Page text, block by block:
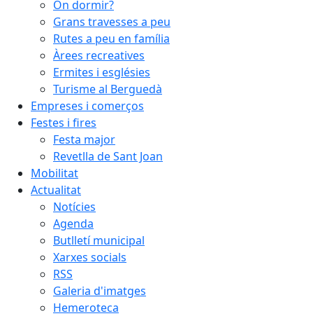
On dormir?
Grans travesses a peu
Rutes a peu en família
Àrees recreatives
Ermites i esglésies
Turisme al Berguedà
Empreses i comerços
Festes i fires
Festa major
Revetlla de Sant Joan
Mobilitat
Actualitat
Notícies
Agenda
Butlletí municipal
Xarxes socials
RSS
Galeria d'imatges
Hemeroteca